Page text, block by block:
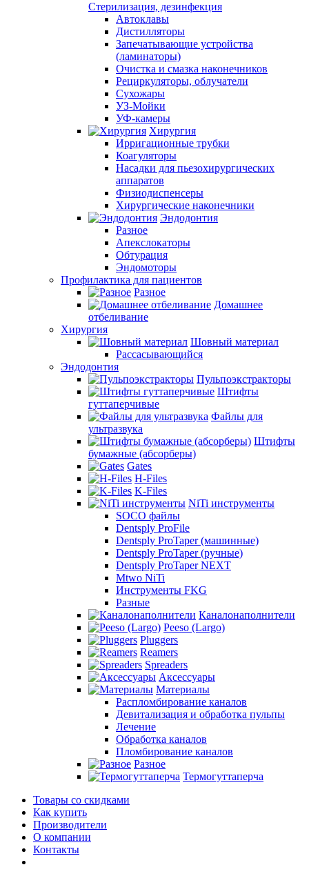
Стерилизация, дезинфекция
Автоклавы
Дистилляторы
Запечатывающие устройства
(ламинаторы)
Очистка и смазка наконечников
Рециркуляторы, облучатели
Сухожары
УЗ-Мойки
УФ-камеры
Хирургия
Ирригационные трубки
Коагуляторы
Насадки для пьезохирургических
аппаратов
Физиодиспенсеры
Хирургические наконечники
Эндодонтия
Разное
Апекслокаторы
Обтурация
Эндомоторы
Профилактика для пациентов
Разное
Домашнее
отбеливание
Хирургия
Шовный материал
Рассасывающийся
Эндодонтия
Пульпоэкстракторы
Штифты
гуттаперчивые
Файлы для
ультразвука
Штифты
бумажные (абсорберы)
Gates
H-Files
K-Files
NiTi инструменты
SOCO файлы
Dentsply ProFile
Dentsply ProTaper (машинные)
Dentsply ProTaper (ручные)
Dentsply ProTaper NEXT
Mtwo NiTi
Инструменты FKG
Разные
Каналонаполнители
Peeso (Largo)
Pluggers
Reamers
Spreaders
Аксессуары
Материалы
Распломбирование каналов
Девитализация и обработка пульпы
Лечение
Обработка каналов
Пломбирование каналов
Разное
Термогуттаперча
Товары со скидками
Как купить
Производители
О компании
Контакты